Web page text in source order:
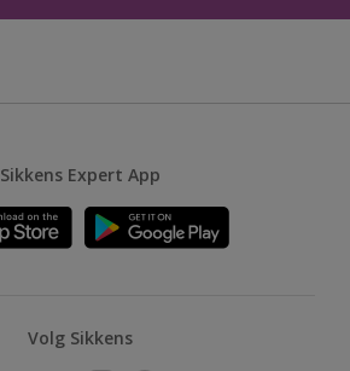
Sikkens Expert App
Volg Sikkens